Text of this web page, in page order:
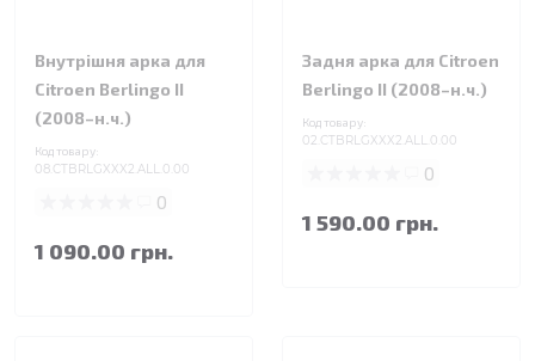
Внутрішня арка для
Citroen Berlingo II
(2008–н.ч.)
Код товару:
08.CTBRLGXXX2.ALL.0.00
0
1 090.00 грн.
Задня арка для Citroen
Berlingo II (2008–н.ч.)
Код товару:
02.CTBRLGXXX2.ALL.0.00
0
1 590.00 грн.